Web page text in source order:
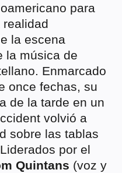
para
la escena
la música de
Enmarcado
once fechas, su
de la tarde en un
volvió a
sobre las tablas
por el
Quintans (voz y